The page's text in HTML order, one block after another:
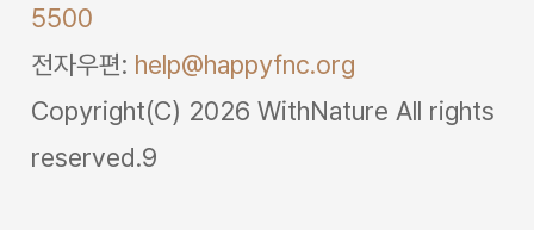
5500
전자우편: help@happyfnc.org
Copyright(C) 2026 WithNature All rights
reserved.9